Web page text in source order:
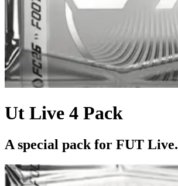
Ut Live 4 Pack
A special pack for FUT Live.